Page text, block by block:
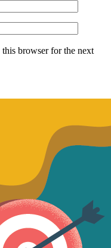
browser for the next